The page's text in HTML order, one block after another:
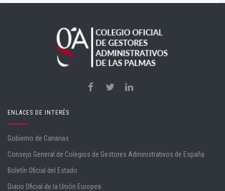
ENLACES DE INTERÉS
Gobierno de Canarias
Consejo General de Colegios de Gestores Administrativos de España
Boletín Oficial del Estado
Diario Oficial de la Unión Europea